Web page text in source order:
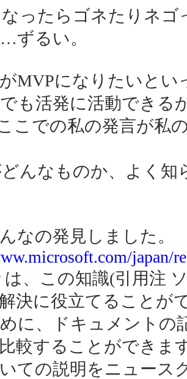
ったらゴネたりネ
ずるい。
MVPになりたいと
も活発に活動できる
こでの私の発言が私
んなものか、よく知
なの発見しました。
japan/
は、この知識(引用注
決に役立てることが
に、ドキュメントの
較することができま
ての説明をニュース